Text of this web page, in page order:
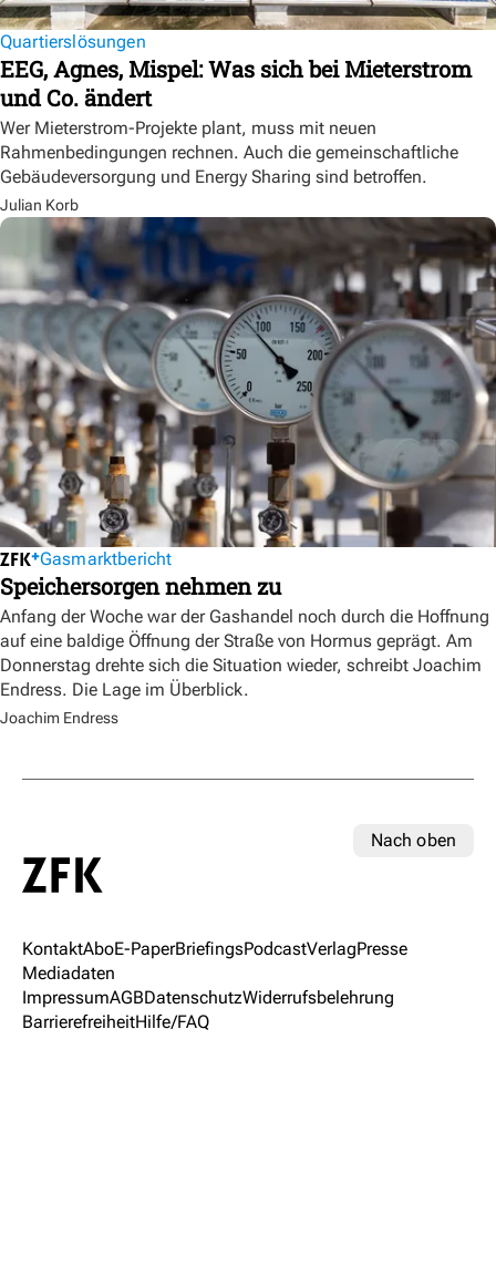
Quartierslösungen
EEG, Agnes, Mispel: Was sich bei Mieterstrom
und Co. ändert
Wer Mieterstrom-Projekte plant, muss mit neuen
Rahmenbedingungen rechnen. Auch die gemeinschaftliche
Gebäudeversorgung und Energy Sharing sind betroffen.
Julian Korb
Gasmarktbericht
Speichersorgen nehmen zu
Anfang der Woche war der Gashandel noch durch die Hoffnung
auf eine baldige Öffnung der Straße von Hormus geprägt. Am
Donnerstag drehte sich die Situation wieder, schreibt Joachim
Endress. Die Lage im Überblick.
Joachim Endress
Nach oben
KontaktAboE-PaperBriefingsPodcastVerlagPresse
Mediadaten
ImpressumAGBDatenschutzWiderrufsbelehrung
BarrierefreiheitHilfe/FAQ